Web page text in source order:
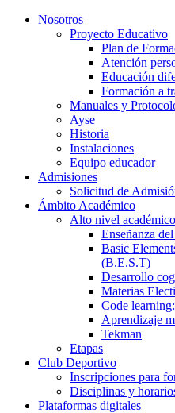
Nosotros
Proyecto Educativo
Plan de
Atención
Educación
Formación a
Manuales y
Ayse
Historia
Instalaciones
Equipo educador
Admisiones
Solicitud de
Ámbito Académico
Alto nivel académico
Enseñanza
Basic
(B.E.S.T)
Desarrollo
Materias
Code
Aprendizaje
Tekman
Etapas
Club Deportivo
Inscripciones para
Disciplinas y
Plataformas digitales